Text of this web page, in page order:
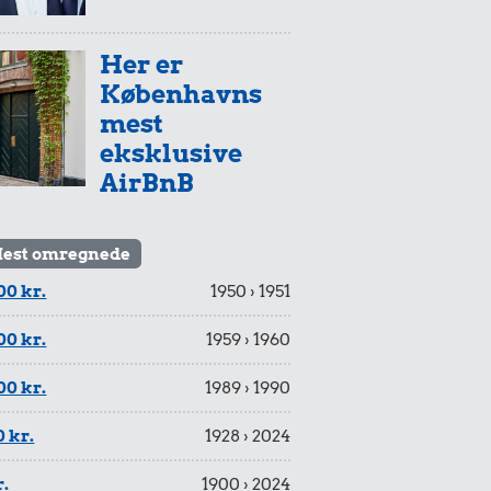
Her er
Københavns
mest
eksklusive
AirBnB
omregnede
kr.
1950 › 1951
kr. 1959 › 1960
kr. 1989 › 1990
kr. 1928 › 2024
1900 › 2024